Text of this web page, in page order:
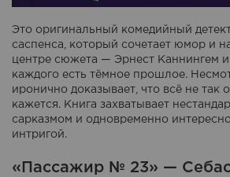
Это оригинальный комедийный
саспенса, который сочетает юмор и
центре сюжета — Эрнест Каннингем и
каждого есть тёмное прошлое.
иронично доказывает, что всё не так
кажется. Книга захватывает
сарказмом и одновременно
интригой.
«Пассажир № 23» —